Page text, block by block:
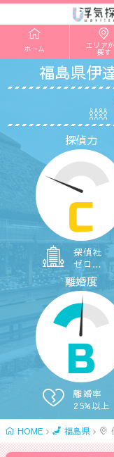
ホーム エリア
探す
福島県伊
探偵力
C
探偵社
ゼロ…
離婚度
B
離婚率
25%以上
HOME 福島県